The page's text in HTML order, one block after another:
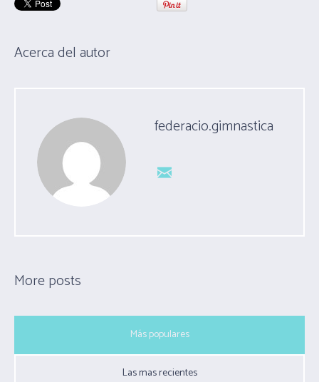
Acerca del autor
federacio.gimnastica
More posts
Más populares
Las mas recientes